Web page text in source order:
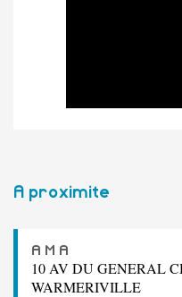
A proximite
A M A
10 AV DU GENERAL
WARMERIVILLE